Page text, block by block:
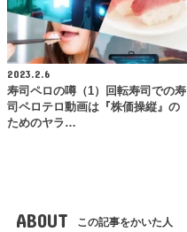
2023.2.6
寿司ペロの噂（1）回転寿司での寿
司ペロテロ動画は『株価操縦』の
ためのヤラ…
ABOUT この記事をかいた人